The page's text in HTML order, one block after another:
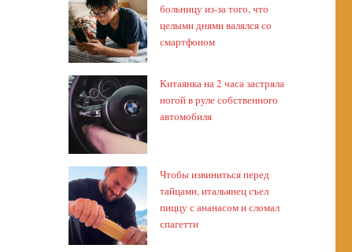
больницу из-за того, что
целыми днями валялся со
смартфоном
Китаянка на 2 часа застряла
ногой в руле собственного
автомобиля
Чтобы извиниться перед
тайцами, итальянец съел
пиццу с ананасом и сломал
спагетти